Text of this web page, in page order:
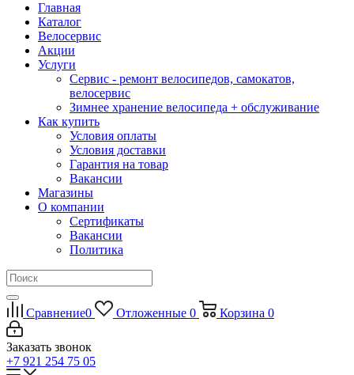
Главная
Каталог
Велосервис
Акции
Услуги
Сервис - ремонт велосипедов, самокатов,
велосервис
Зимнее хранение велосипеда + обслуживание
Как купить
Условия оплаты
Условия доставки
Гарантия на товар
Вакансии
Магазины
О компании
Сертификаты
Вакансии
Политика
Сравнение0 Отложенные 0 Корзина 0
Заказать звонок
+7 921 254 75 05